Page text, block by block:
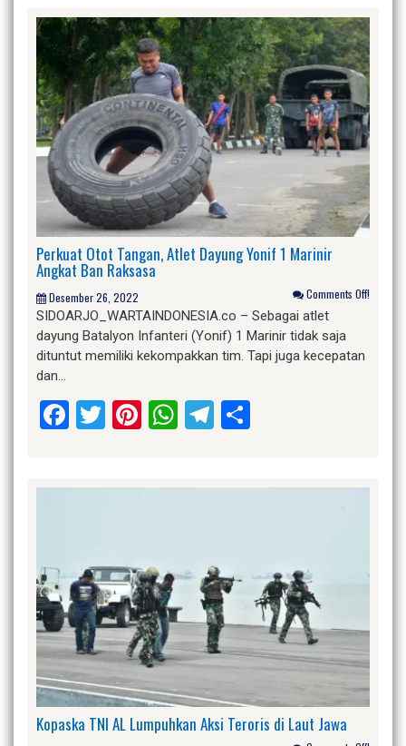
Perkuat Otot Tangan, Atlet Dayung Yonif 1 Marinir
Angkat Ban Raksasa
Desember 26, 2022 Comments Off!
SIDOARJO_WARTAINDONESIA.co – Sebagai atlet
dayung Batalyon Infanteri (Yonif) 1 Marinir tidak saja
dituntut memiliki kekompakkan tim. Tapi juga kecepatan
dan…
Facebook
Twitter
Pinterest
WhatsApp
Telegram
Kopaska TNI AL Lumpuhkan Aksi Teroris di Laut Jawa